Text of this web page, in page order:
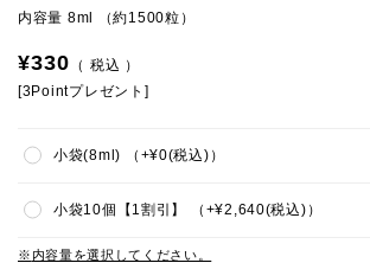
内容量 8ml （約1500粒）
¥330
税込
[3Pointプレゼント]
内容量を選択してください。
小袋(8ml) +¥0 税込
小袋10個【1割引】 +¥2,640 税込